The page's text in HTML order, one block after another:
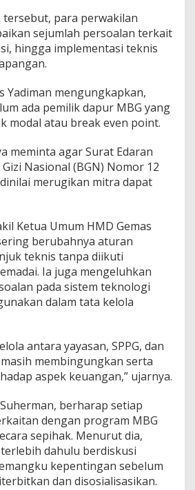
R
I
D
o
r
n
g
e
b
a
i
P
e
l
a
k
s
a
a
n
para perwakilan
sejumlah persoalan terkait
hingga implementasi teknis
Yadiman mengungkapkan,
ada pemilik dapur MBG yang
modal atau break even point.
meminta agar Surat Edaran
Gizi Nasional (BGN) Nomor 12
merugikan mitra dapat
Ketua Umum HMD Gemas
berubahnya aturan
teknis tanpa diikuti
Ia juga mengeluhkan
pada sistem teknologi
dalam tata kelola
antara yayasan, SPPG, dan
masih membingungkan serta
aspek keuangan,” ujarnya.
berharap setiap
dengan program MBG
sepihak. Menurut dia,
dahulu berdiskusi
kepentingan sebelum
dan disosialisasikan.